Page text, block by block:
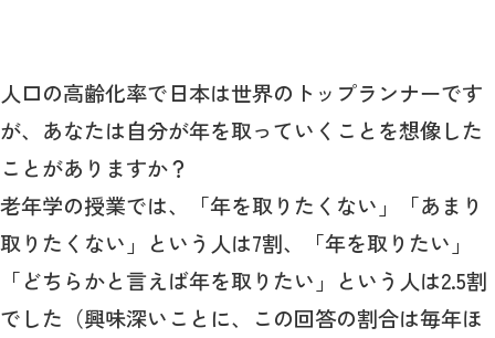
人口の高齢化率で日本は世界のトップランナーです
が、あなたは自分が年を取っていくことを想像した
ことがありますか？
老年学の授業では、「年を取りたくない」「あまり
取りたくない」という人は7割、「年を取りたい」
「どちらかと言えば年を取りたい」という人は2.5割
でした（興味深いことに、この回答の割合は毎年ほ